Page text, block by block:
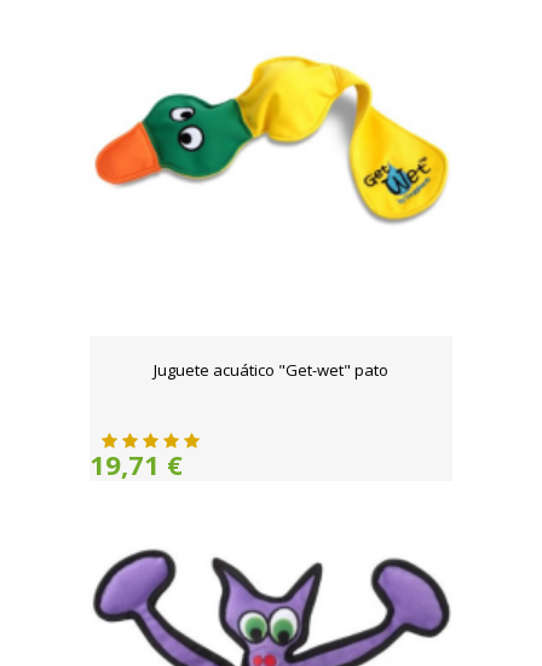
Juguete acuático "Get-wet" pato
19,71 €